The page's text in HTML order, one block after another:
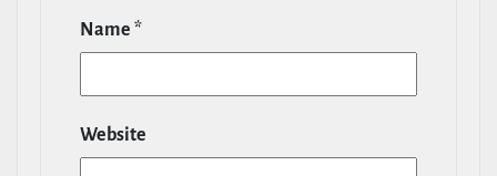
Name *
Website